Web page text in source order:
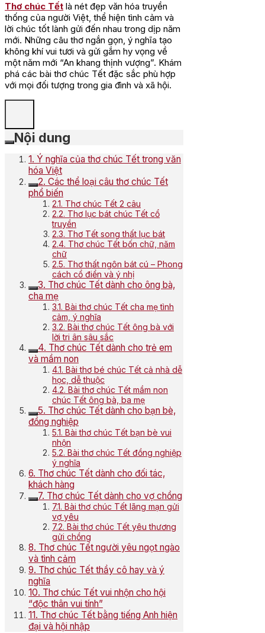
Thơ chúc Tết là nét đẹp văn hóa truyền
thống của người Việt, thể hiện tình cảm và
lời chúc tốt lành gửi đến nhau trong dịp năm
mới. Những câu thơ ngắn gọn, ý nghĩa tạo
không khí vui tươi và gửi gắm hy vọng về
một năm mới “An khang thịnh vượng”. Khám
phá các bài thơ chúc Tết đặc sắc phù hợp
với mọi đối tượng trong gia đình và xã hội.
Nội dung
1. Ý nghĩa của thơ chúc Tết trong văn
hóa Việt
2. Các thể loại câu thơ chúc Tết
phổ biến
2.1. Thơ chúc Tết 2 câu
2.2. Thơ lục bát chúc Tết cổ
truyền
2.3. Thơ Tết song thất lục bát
2.4. Thơ chúc Tết bốn chữ, năm
chữ
2.5. Thơ thất ngôn bát cú – Phong
cách cổ điển và ý nhị
3. Thơ chúc Tết dành cho ông bà,
cha mẹ
3.1. Bài thơ chúc Tết cha mẹ tình
cảm, ý nghĩa
3.2. Bài thơ chúc Tết ông bà với
lời tri ân sâu sắc
4. Thơ chúc Tết dành cho trẻ em
và mầm non
4.1. Bài thơ bé chúc Tết cả nhà dễ
học, dễ thuộc
4.2. Bài thơ chúc Tết mầm non
chúc Tết ông bà, ba mẹ
5. Thơ chúc Tết dành cho bạn bè,
đồng nghiệp
5.1. Bài thơ chúc Tết bạn bè vui
nhộn
5.2. Bài thơ chúc Tết đồng nghiệp
ý nghĩa
6. Thơ chúc Tết dành cho đối tác,
khách hàng
7. Thơ chúc Tết dành cho vợ chồng
7.1. Bài thơ chúc Tết lãng mạn gửi
vợ yêu
7.2. Bài thơ chúc Tết yêu thương
gửi chồng
8. Thơ chúc Tết người yêu ngọt ngào
và tình cảm
9. Thơ chúc Tết thầy cô hay và ý
nghĩa
10. Thơ chúc Tết vui nhộn cho hội
“độc thân vui tính”
11. Thơ chúc Tết bằng tiếng Anh hiện
đại và hội nhập